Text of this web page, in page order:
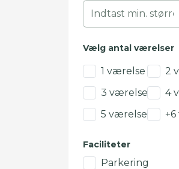
Vælg antal værelser
1 værelse
2
3 værelser
4
5 værelser
Faciliteter
Parkering